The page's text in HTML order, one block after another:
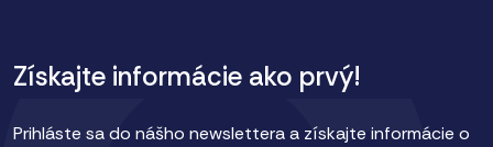
Získajte informácie ako prvý!
Prihláste sa do nášho newslettera a získajte informácie o